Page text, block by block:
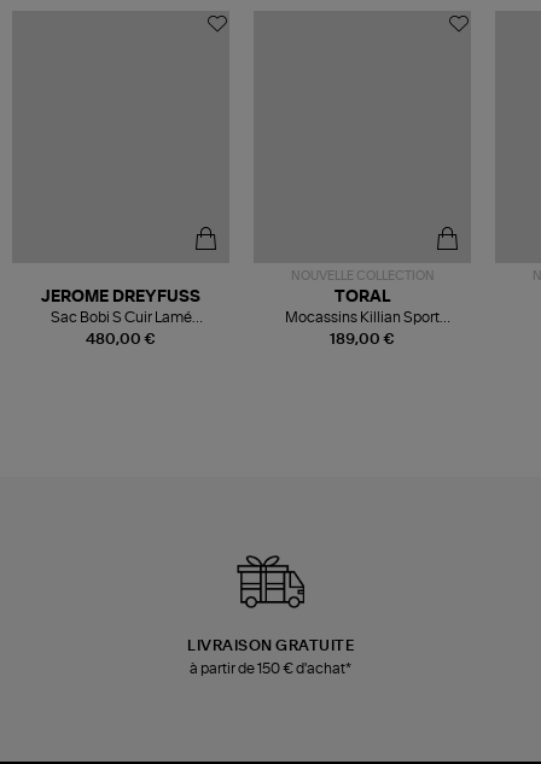
480,00 €
JEROME DREYFUSS
Sac Bobi S Cuir Lamé
Champagne
NOUVELLE COLLECTION
189,00 €
TORAL
Mocassins Killian Sport
Mousse
LIVRAISON GRATUITE
à partir de 150 € d'achat*